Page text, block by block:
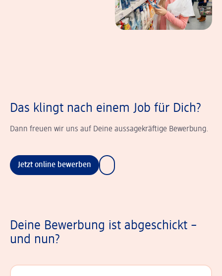
Das klingt nach einem Job für Dich?
Dann freuen wir uns auf Deine aussagekräftige Bewerbung.
Jetzt online bewerben
Deine Bewerbung ist abgeschickt –
und nun?